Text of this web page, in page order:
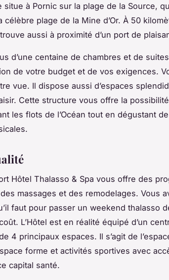
situe à Pornic sur la plage de la Source,
célèbre plage de la Mine d’Or. À 50
aussi à proximité d’un port de
d’une centaine de chambres et de
de votre budget et de vos exigences.
vue. Il dispose aussi d’espaces
Cette structure vous offre la
les flots de l’Océan tout en dégustant
Hôtel Thalasso & Spa vous offre des
massages et des remodelages. Vous
faut pour passer un weekend thalasso
L’Hôtel est en réalité équipé d’un
4 principaux espaces. Il s’agit de
forme et activités sportives avec
capital santé.